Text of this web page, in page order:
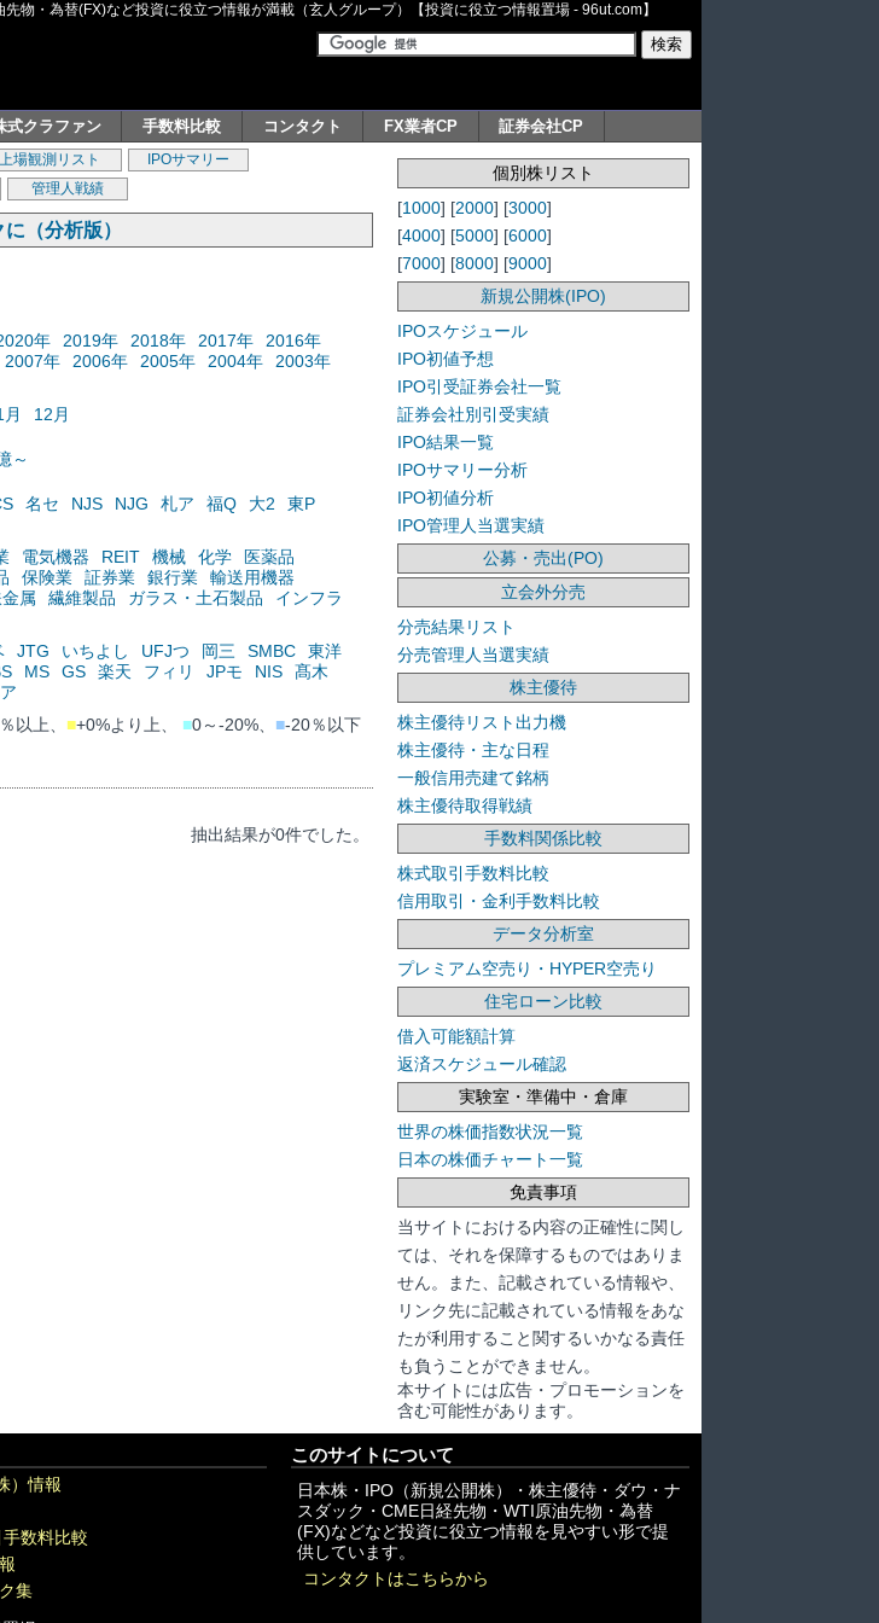
物・為替(FX)など投資に役立つ情報が満載（玄人グループ）【投資に役立つ情報置場 - 96ut.com】
式クラファン 手数料比較 コンタクト FX業者CP 証券会社CP
上場観測リスト
IPOサマリー
管理人戦績
（分析版）
年 2019年 2018年 2017年
2016年
2007年 2006年 2005年 2004年
2003年
月 12月
～
名セ NJS NJG 札ア 福Q 大2
東P
電気機器 REIT 機械 化学
医薬品
保険業 証券業 銀行業
輸送用機器
属 繊維製品 ガラス・土石製品
インフラ
JTG いちよし UFJつ 岡三 SMBC
東洋
MS GS 楽天 フィリ JPモ NIS
髙木
以上、 ■+0%より上、 ■0～-20%、 ■-20％以下
抽出結果が0件でした。
個別株リスト
[1000] [2000] [3000]
[4000] [5000] [6000]
[7000] [8000] [9000]
新規公開株(IPO)
IPOスケジュール
IPO初値予想
IPO引受証券会社一覧
証券会社別引受実績
IPO結果一覧
IPOサマリー分析
IPO初値分析
IPO管理人当選実績
公募・売出(PO)
立会外分売
分売結果リスト
分売管理人当選実績
株主優待
株主優待リスト出力機
株主優待・主な日程
一般信用売建て銘柄
株主優待取得戦績
手数料関係比較
株式取引手数料比較
信用取引・金利手数料比較
データ分析室
プレミアム空売り・HYPER空売り
住宅ローン比較
借入可能額計算
返済スケジュール確認
実験室・準備中・倉庫
世界の株価指数状況一覧
日本の株価チャート一覧
免責事項
当サイトにおける内容の正確性に関し
ては、それを保障するものではありま
せん。また、記載されている情報や、
リンク先に記載されている情報をあな
たが利用すること関するいかなる責任
も負うことができません。
本サイトには広告・プロモーションを
含む可能性があります。
）情報
数料比較
集
このサイトについて
日本株・IPO（新規公開株）・株主優待・ダウ・ナ
スダック・CME日経先物・WTI原油先物・為替
(FX)などなど投資に役立つ情報を見やすい形で提
供しています。
コンタクトはこちらから